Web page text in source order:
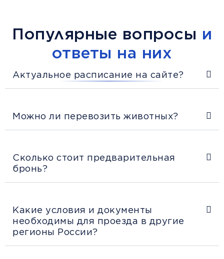
Популярные вопросы и
ответы на них
Актуальное расписание на сайте?
Можно ли перевозить животных?
Сколько стоит предварительная
бронь?
Какие условия и документы
необходимы для проезда в другие
регионы России?